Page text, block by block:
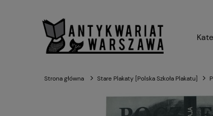
Strona główna Stare Plakaty [Polska Szkoła Plakatu]